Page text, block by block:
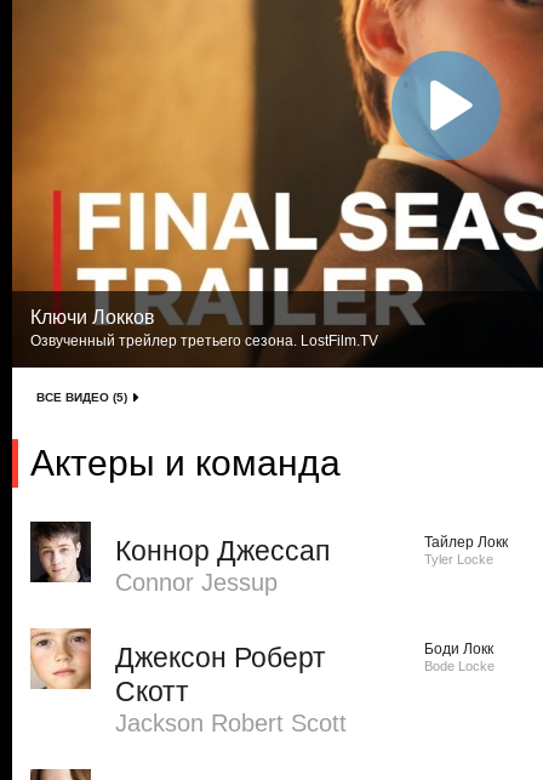
Ключи Локков
Озвученный трейлер третьего сезона. LostFilm.TV
ВСЕ ВИДЕО (5)
Актеры и команда
Коннор Джессап
Connor Jessup
Тайлер Локк
Tyler Locke
Джексон Роберт
Скотт
Jackson Robert Scott
Боди Локк
Bode Locke